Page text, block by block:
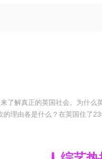
了解真正的英国社会。为什么
理由各是什么？在英国住了